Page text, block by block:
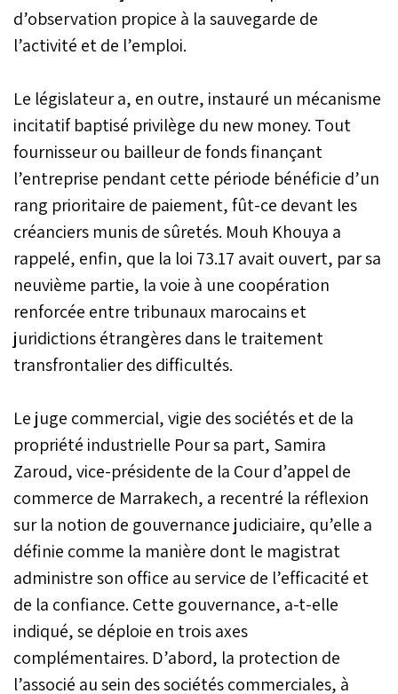
d’observation propice à la sauvegarde de
l’activité et de l’emploi.
Le législateur a, en outre, instauré un mécanisme
incitatif baptisé privilège du new money. Tout
fournisseur ou bailleur de fonds finançant
l’entreprise pendant cette période bénéficie d’un
rang prioritaire de paiement, fût-ce devant les
créanciers munis de sûretés. Mouh Khouya a
rappelé, enfin, que la loi 73.17 avait ouvert, par sa
neuvième partie, la voie à une coopération
renforcée entre tribunaux marocains et
juridictions étrangères dans le traitement
transfrontalier des difficultés.
Le juge commercial, vigie des sociétés et de la
propriété industrielle Pour sa part, Samira
Zaroud, vice-présidente de la Cour d’appel de
commerce de Marrakech, a recentré la réflexion
sur la notion de gouvernance judiciaire, qu’elle a
définie comme la manière dont le magistrat
administre son office au service de l’efficacité et
de la confiance. Cette gouvernance, a-t-elle
indiqué, se déploie en trois axes
complémentaires. D’abord, la protection de
l’associé au sein des sociétés commerciales, à